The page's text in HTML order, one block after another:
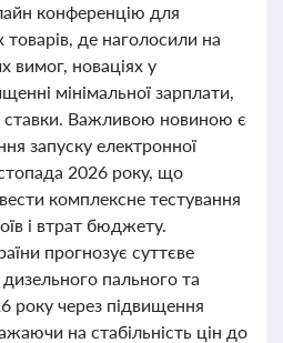
конференцію для
товарів, де наголосили на
вимог, новаціях у
мінімальної зарплати,
ставки. Важливою новиною є
запуску електронної
2026 року, що
комплексне тестування
і втрат бюджету.
прогнозує суттєве
пального та
року через підвищення
на стабільність цін до